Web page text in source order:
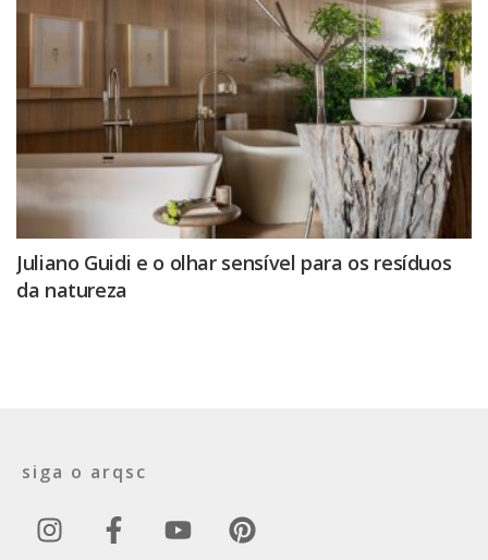
Juliano Guidi e o olhar sensível para os resíduos
da natureza
siga o arqsc